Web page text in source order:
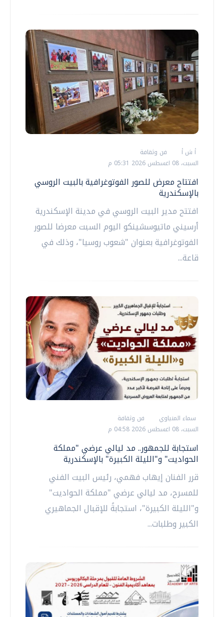
أ ش أ
فن وثقافة
السبت، 08 اغسطس 2026 05:31 م
افتتاح معرض للصور الفوتوغرافية بالبيت الروسي
بالإسكندرية
افتتح مدير البيت الروسي في مدينة الإسكندرية
أرسيني ماتيوسشينكو اليوم السبت معرضا للصور
الفوتوغرافية بعنوان "شعوب روسيا"، وذلك في
قاعة...
سماء المنياوي
فن وثقافة
السبت، 08 اغسطس 2026 04:58 م
استجابة للجمهور.. مد ليالي عرضي "مملكة
الحواديت" و"الليلة الكبيرة" بالإسكندرية
قرر الفنان إيهاب فهمي، رئيس البيت الفني
للمسرح، مد ليالي عرضي "مملكة الحواديت"
و"الليلة الكبيرة"، استجابةً للإقبال الجماهيري
الكبير وطلبات...